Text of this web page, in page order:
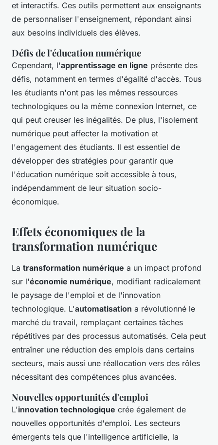
et interactifs. Ces outils permettent aux enseignants
de personnaliser l'enseignement, répondant ainsi
aux besoins individuels des élèves.
Défis de l'éducation numérique
Cependant, l'apprentissage en ligne présente des
défis, notamment en termes d'égalité d'accès. Tous
les étudiants n'ont pas les mêmes ressources
technologiques ou la même connexion Internet, ce
qui peut creuser les inégalités. De plus, l'isolement
numérique peut affecter la motivation et
l'engagement des étudiants. Il est essentiel de
développer des stratégies pour garantir que
l'éducation numérique soit accessible à tous,
indépendamment de leur situation socio-
économique.
Effets économiques de la
transformation numérique
La transformation numérique a un impact profond
sur l'économie numérique, modifiant radicalement
le paysage de l'emploi et de l'innovation
technologique. L'automatisation a révolutionné le
marché du travail, remplaçant certaines tâches
répétitives par des processus automatisés. Cela peut
entraîner une réduction des emplois dans certains
secteurs, mais aussi une réallocation vers des rôles
nécessitant des compétences plus avancées.
Nouvelles opportunités d'emploi
L'innovation technologique crée également de
nouvelles opportunités d'emploi. Les secteurs
émergents tels que l'intelligence artificielle, la